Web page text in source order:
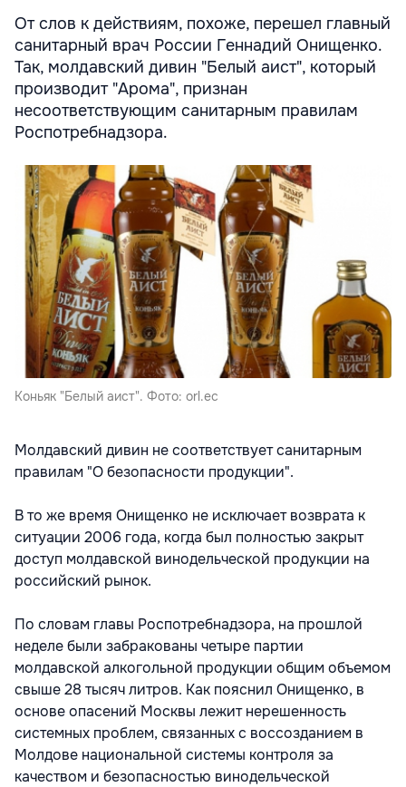
От слов к действиям, похоже, перешел главный
санитарный врач России Геннадий Онищенко.
Так, молдавский дивин "Белый аист", который
производит "Арома", признан
несоответствующим санитарным правилам
Роспотребнадзора.
Коньяк "Белый аист". Фото: orl.ec
Молдавский дивин не соответствует санитарным
правилам "О безопасности продукции".
В то же время Онищенко не исключает возврата к
ситуации 2006 года, когда был полностью закрыт
доступ молдавской винодельческой продукции на
российский рынок.
По словам главы Роспотребнадзора, на прошлой
неделе были забракованы четыре партии
молдавской алкогольной продукции общим объемом
свыше 28 тысяч литров. Как пояснил Онищенко, в
основе опасений Москвы лежит нерешенность
системных проблем, связанных с воссозданием в
Молдове национальной системы контроля за
качеством и безопасностью винодельческой